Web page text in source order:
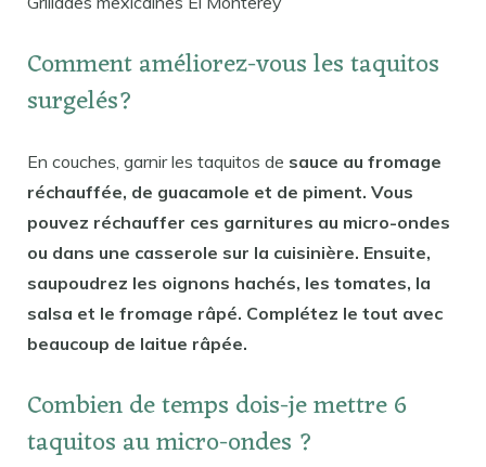
Comment améliorez-vous les taquitos
surgelés?
En couches, garnir les taquitos de sauce au fromage
réchauffée, de guacamole et de piment. Vous
pouvez réchauffer ces garnitures au micro-ondes
ou dans une casserole sur la cuisinière. Ensuite,
saupoudrez les oignons hachés, les tomates, la
salsa et le fromage râpé. Complétez le tout avec
beaucoup de laitue râpée.
Combien de temps dois-je mettre 6
taquitos au micro-ondes ?